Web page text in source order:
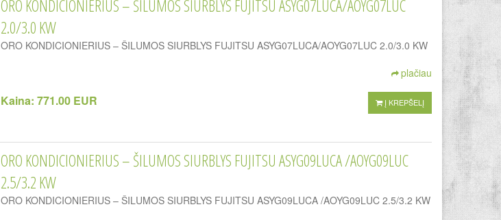
ORO KONDICIONIERIUS – ŠILUMOS SIURBLYS FUJITSU ASYG07LUCA/AOYG07LUC
2.0/3.0 KW
ORO KONDICIONIERIUS – ŠILUMOS SIURBLYS FUJITSU ASYG07LUCA/AOYG07LUC 2.0/3.0 KW
plačiau
Kaina: 771.00 EUR Į KREPŠELĮ
ORO KONDICIONIERIUS – ŠILUMOS SIURBLYS FUJITSU ASYG09LUCA /AOYG09LUC
2.5/3.2 KW
ORO KONDICIONIERIUS – ŠILUMOS SIURBLYS FUJITSU ASYG09LUCA /AOYG09LUC 2.5/3.2 KW